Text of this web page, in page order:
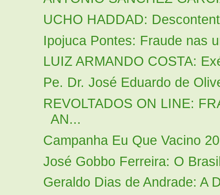
UCHO HADDAD:
Ipojuca Pontes: Fraude nas
LUIZ ARMANDO COSTA:
Pe. Dr. José Eduardo de
REVOLTADOS ON LINE:
AN...
Campanha Eu Que Vacino
José Gobbo Ferreira: O
Geraldo Dias de Andrade: A